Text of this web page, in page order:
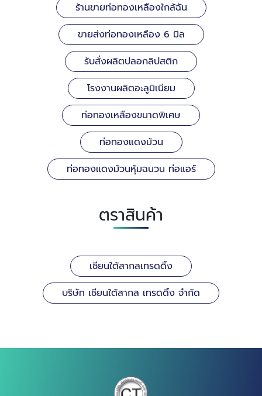
ร้านขายท่อทองเหลืองใกล้ฉัน
ขายส่งท่อทองเหลือง 6 มิล
รับสั่งผลิตปลอกลิปสติก
โรงงานผลิตอะลูมิเนียม
ท่อทองเหลืองขนาดพิเศษ
ท่อทองแดงม้วน
ท่อทองแดงม้วนหุ้มฉนวน ท่อแอร์
ตราสินค้า
เชียนใต้สากลเทรดดิ้ง
บริษัท เชียนใต้สากล เทรดดิ้ง จำกัด